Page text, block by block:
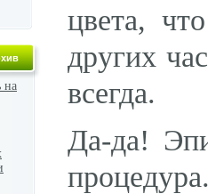
на
цвета,
других
всегда.
Да-да!